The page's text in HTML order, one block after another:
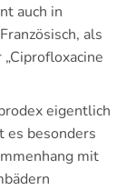
auch in
als
eigentlich
es besonders
mit